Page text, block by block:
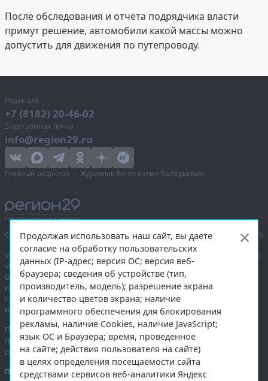
После обследования и отчета подрядчика власти
примут решение, автомобили какой массы можно
допустить для движения по путепроводу.
Редакция
+7 (8182) 20-46-02
Электронная почта
info@region29.ru
Главный редактор — Журавлёв Константин Валерьевич
Сетевое издание «Информационное агентство Регион 29»,
© 2016–2026
Учредитель — общество с ограниченной ответственностью «Агентство
«Правда Севера».
Выписка из реестра зарегистрированных средств массовой
информации:ЭЛ № ФС 77-74226от 09.11.2018 выдано Федеральной
службой по надзору в сфере связи, информационных технологий
и массовых коммуникаций (Роскомнадзор).
При полном или частичном использовании любых материалов
гиперссылка на region29.ruобязательна. Копирование материалов без
разрешения администрации сайта запрещено.
Правовая информация.
Продолжая использовать наш сайт, вы даете
согласие на обработку пользовательских
данных (IP-адрес; версия ОС; версия веб-
браузера; сведения об устройстве (тип,
производитель, модель); разрешение экрана
и количество цветов экрана; наличие
программного обеспечения для блокирования
рекламы, наличие Cookies, наличие JavaScript;
язык ОС и Браузера; время, проведенное
на сайте; действия пользователя на сайте)
в целях определения посещаемости сайта
средствами сервисов веб-аналитики Яндекс